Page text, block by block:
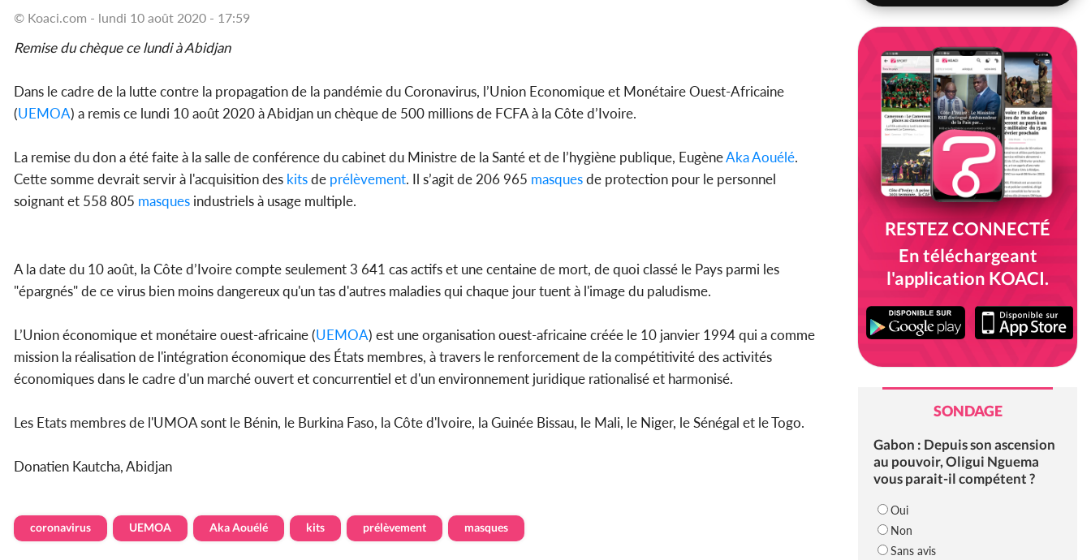
© Koaci.com - lundi 10 août 2020 - 17:59
Remise du chèque ce lundi à Abidjan
Dans le cadre de la lutte contre la propagation de la pandémie du Coronavirus, l’Union Economique et Monétaire Ouest-Africaine
(UEMOA) a remis ce lundi 10 août 2020 à Abidjan un chèque de 500 millions de FCFA à la Côte d’Ivoire.
La remise du don a été faite à la salle de conférence du cabinet du Ministre de la Santé et de l’hygiène publique, EugèneAka Aouélé.
Cette somme devrait servir à l'acquisition des kitsde prélèvement. Il s’agit de 206 965 masquesde protection pour le personnel
soignant et 558 805 masques industriels à usage multiple.
A la date du 10 août, la Côte d’Ivoire compte seulement 3 641 cas actifs et une centaine de mort, de quoi classé le Pays parmi les
"épargnés" de ce virus bien moins dangereux qu'un tas d'autres maladies qui chaque jour tuent à l'image du paludisme.
L’Union économique et monétaire ouest-africaine (UEMOA) est une organisation ouest-africaine créée le 10 janvier 1994 qui a comme
mission la réalisation de l'intégration économique des États membres, à travers le renforcement de la compétitivité des activités
économiques dans le cadre d'un marché ouvert et concurrentiel et d'un environnement juridique rationalisé et harmonisé.
Les Etats membres de l'UMOA sont le Bénin, le Burkina Faso, la Côte d'Ivoire, la Guinée Bissau, le Mali, le Niger, le Sénégal et le Togo.
Donatien Kautcha, Abidjan
coronavirus UEMOA Aka Aouélé kits prélèvement masques
RESTEZ CONNECTÉ
En téléchargeant
l'application KOACI.
SONDAGE
Gabon : Depuis son ascension
au pouvoir, Oligui Nguema
vous parait-il compétent ?
Oui
Non
Sans avis